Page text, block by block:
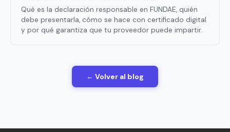
Qué es la declaración responsable en FUNDAE, quién
debe presentarla, cómo se hace con certificado digital
y por qué garantiza que tu proveedor puede impartir.
← Volver al blog